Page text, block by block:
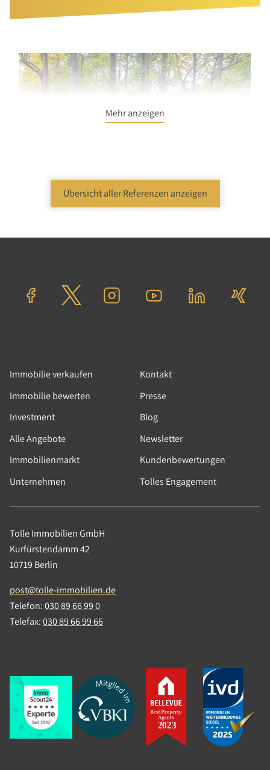
Verkaufspreis: 720.000,00 €
Mehr anzeigen
Übersicht aller Referenzen anzeigen
Immobilie verkaufen
Immobilie bewerten
Investment
Alle Angebote
Immobilienmarkt
Unternehmen
Kontakt
Presse
Blog
Newsletter
Kundenbewertungen
Tolles Engagement
Tolle Immobilien GmbH
Kurfürstendamm 42
10719 Berlin
post@tolle-immobilien.de
Telefon:030 89 66 99 0
Telefax:030 89 66 99 66